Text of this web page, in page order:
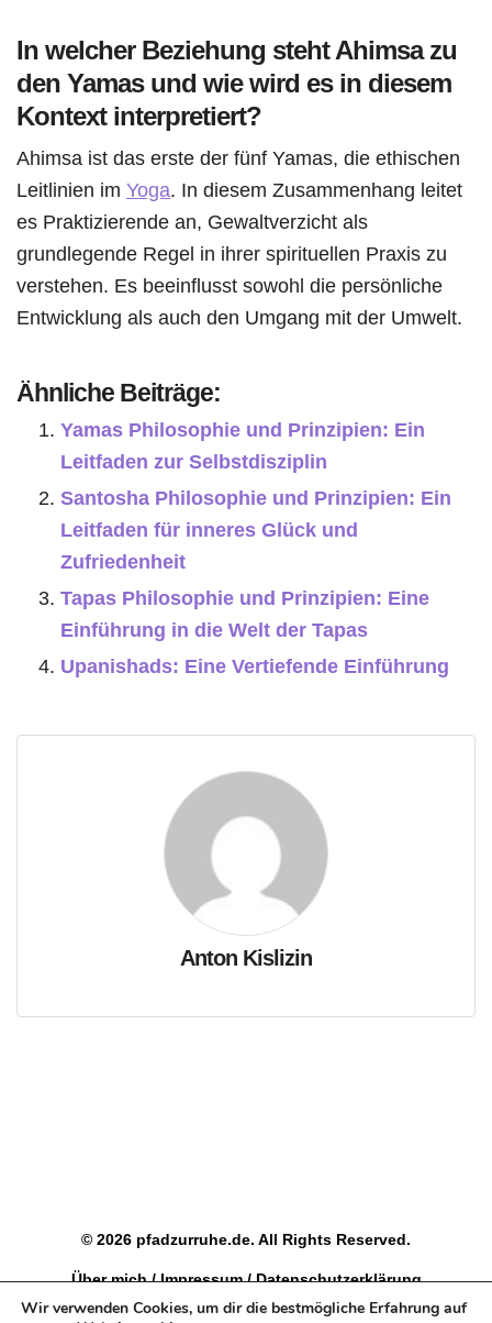
In welcher Beziehung steht Ahimsa zu
den Yamas und wie wird es in diesem
Kontext interpretiert?
Ahimsa ist das erste der fünf Yamas, die ethischen
Leitlinien im Yoga. In diesem Zusammenhang leitet
es Praktizierende an, Gewaltverzicht als
grundlegende Regel in ihrer spirituellen Praxis zu
verstehen. Es beeinflusst sowohl die persönliche
Entwicklung als auch den Umgang mit der Umwelt.
Ähnliche Beiträge:
Yamas Philosophie und Prinzipien: Ein
Leitfaden zur Selbstdisziplin
Santosha Philosophie und Prinzipien: Ein
Leitfaden für inneres Glück und
Zufriedenheit
Tapas Philosophie und Prinzipien: Eine
Einführung in die Welt der Tapas
Upanishads: Eine Vertiefende Einführung
Anton Kislizin
© 2026 pfadzurruhe.de. All Rights Reserved.
Über mich/Impressum/Datenschutzerklärung
Als Teilnehmer an verschiedenen Partnerprogrammen
Wir verwenden Cookies, um dir die bestmögliche Erfahrung auf